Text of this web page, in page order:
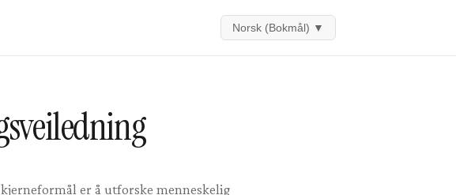
Norsk (Bokmål) ▼
er å utforske menneskelig